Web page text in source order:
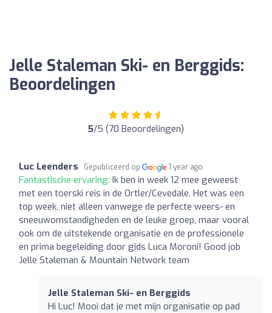
Jelle Staleman Ski- en Berggids:
Beoordelingen
5/5 (70 Beoordelingen)
Luc Leenders Gepubliceerd op 1 year ago
Fantastische ervaring: Ik ben in week 12 mee geweest
met een toerski reis in de Ortler/Cevedale. Het was een
top week, niet alleen vanwege de perfecte weers- en
sneeuwomstandigheden en de leuke groep, maar vooral
ook om de uitstekende organisatie en de professionele
en prima begeleiding door gids Luca Moroni! Good job
Jelle Staleman & Mountain Network team
Jelle Staleman Ski- en Berggids
Hi Luc! Mooi dat je met mijn organisatie op pad